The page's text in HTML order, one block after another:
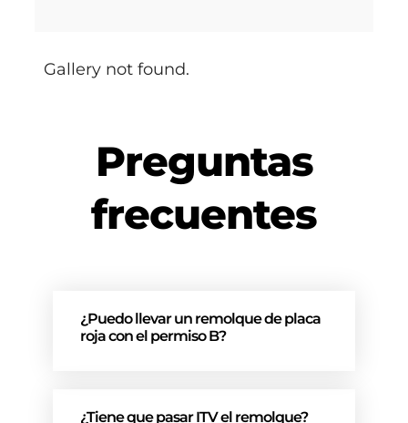
Gallery not found.
Preguntas
frecuentes
¿Puedo llevar un remolque de placa
roja con el permiso B?
¿Tiene que pasar ITV el remolque?